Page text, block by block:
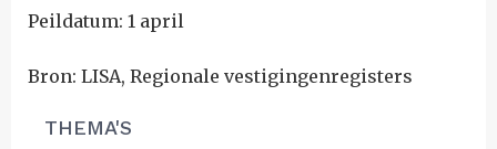
Peildatum: 1 april
Bron: LISA, Regionale vestigingenregisters
THEMA'S